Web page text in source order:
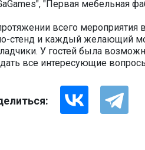
"Первая мебельная
всего мероприятия
стенд и каждый желающий
У гостей была
все интересующие